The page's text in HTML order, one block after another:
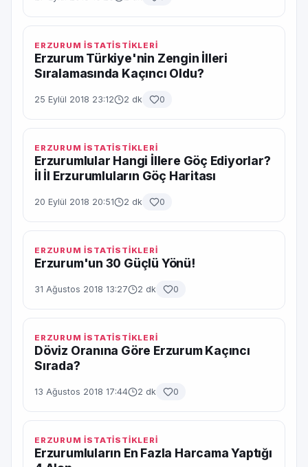
ERZURUM İSTATİSTİKLERİ
Erzurum Türkiye'nin Zengin İlleri
Sıralamasında Kaçıncı Oldu?
25 Eylül 2018 23:12 2 dk 0
ERZURUM İSTATİSTİKLERİ
Erzurumlular Hangi İllere Göç Ediyorlar?
İl İl Erzurumluların Göç Haritası
20 Eylül 2018 20:51 2 dk 0
ERZURUM İSTATİSTİKLERİ
Erzurum'un 30 Güçlü Yönü!
31 Ağustos 2018 13:27 2 dk 0
ERZURUM İSTATİSTİKLERİ
Döviz Oranına Göre Erzurum Kaçıncı
Sırada?
13 Ağustos 2018 17:44 2 dk 0
ERZURUM İSTATİSTİKLERİ
Erzurumluların En Fazla Harcama Yaptığı